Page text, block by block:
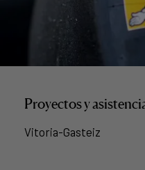
Proyectos y
Vitoria-Gasteiz